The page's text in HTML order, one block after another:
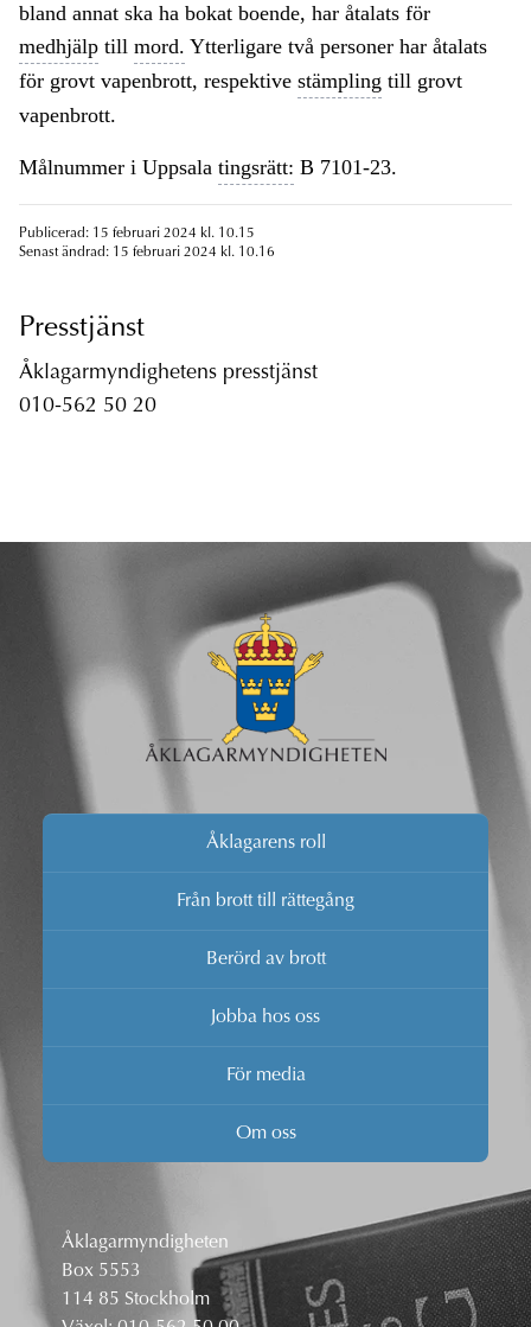
bland annat ska ha bokat boende, har åtalats för
medhjälp till mord. Ytterligare två personer har åtalats
för grovt vapenbrott, respektive stämpling till grovt
vapenbrott.
Målnummer i Uppsala tingsrätt: B 7101-23.
Publicerad: 15 februari 2024 kl. 10.15
Senast ändrad: 15 februari 2024 kl. 10.16
Presstjänst
Åklagarmyndighetens presstjänst
010-562 50 20
Åklagarens roll
Från brott till rättegång
Berörd av brott
Jobba hos oss
För media
Om oss
Åklagarmyndigheten
Box 5553
114 85 Stockholm